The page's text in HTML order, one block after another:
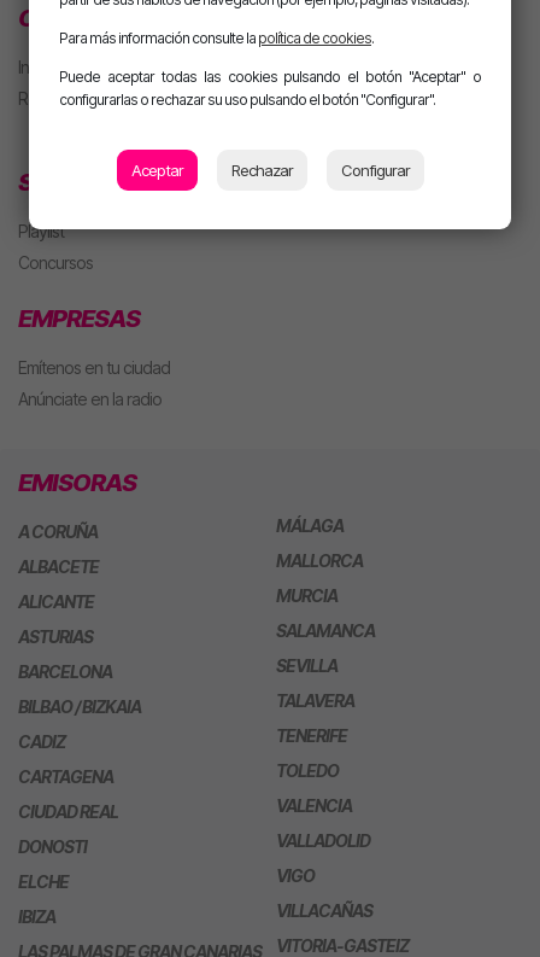
CLUB MOTIVA
Iniciar sesión
Regístrate
SECCIONES
Playlist
Concursos
EMPRESAS
Emítenos en tu ciudad
Anúnciate en la radio
EMISORAS
A CORUÑA
ALBACETE
ALICANTE
ASTURIAS
BARCELONA
BILBAO / BIZKAIA
CADIZ
CARTAGENA
CIUDAD REAL
DONOSTI
ELCHE
IBIZA
LAS PALMAS DE GRAN CANARIAS
MÁLAGA
MALLORCA
MURCIA
SALAMANCA
SEVILLA
TALAVERA
TENERIFE
TOLEDO
VALENCIA
VALLADOLID
VIGO
VILLACAÑAS
VITORIA-GASTEIZ
Para más información consulte la política de cookies.
Puede aceptar todas las cookies pulsando el botón "Aceptar" o
configurarlas o rechazar su uso pulsando el botón "Configurar".
Aceptar Rechazar Configurar